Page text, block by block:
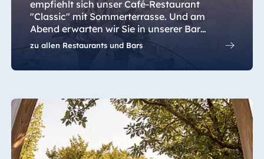
empfiehlt sich unser Café-Restaurant
"Classic" mit Sommerterrasse. Und am
Abend erwarten wir Sie in unserer Bar
"Fontana", wo Ihnen fantastische Drinks in
zu allen Restaurants und Bars